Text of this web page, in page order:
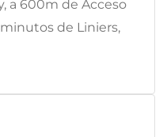
a 600m de Acceso
de Liniers,